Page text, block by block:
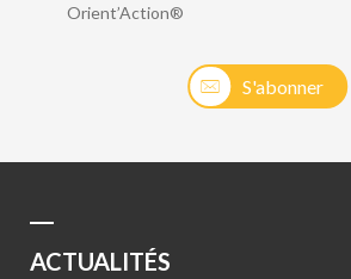
S'abonner
Orient’Action®
ACTUALITÉS